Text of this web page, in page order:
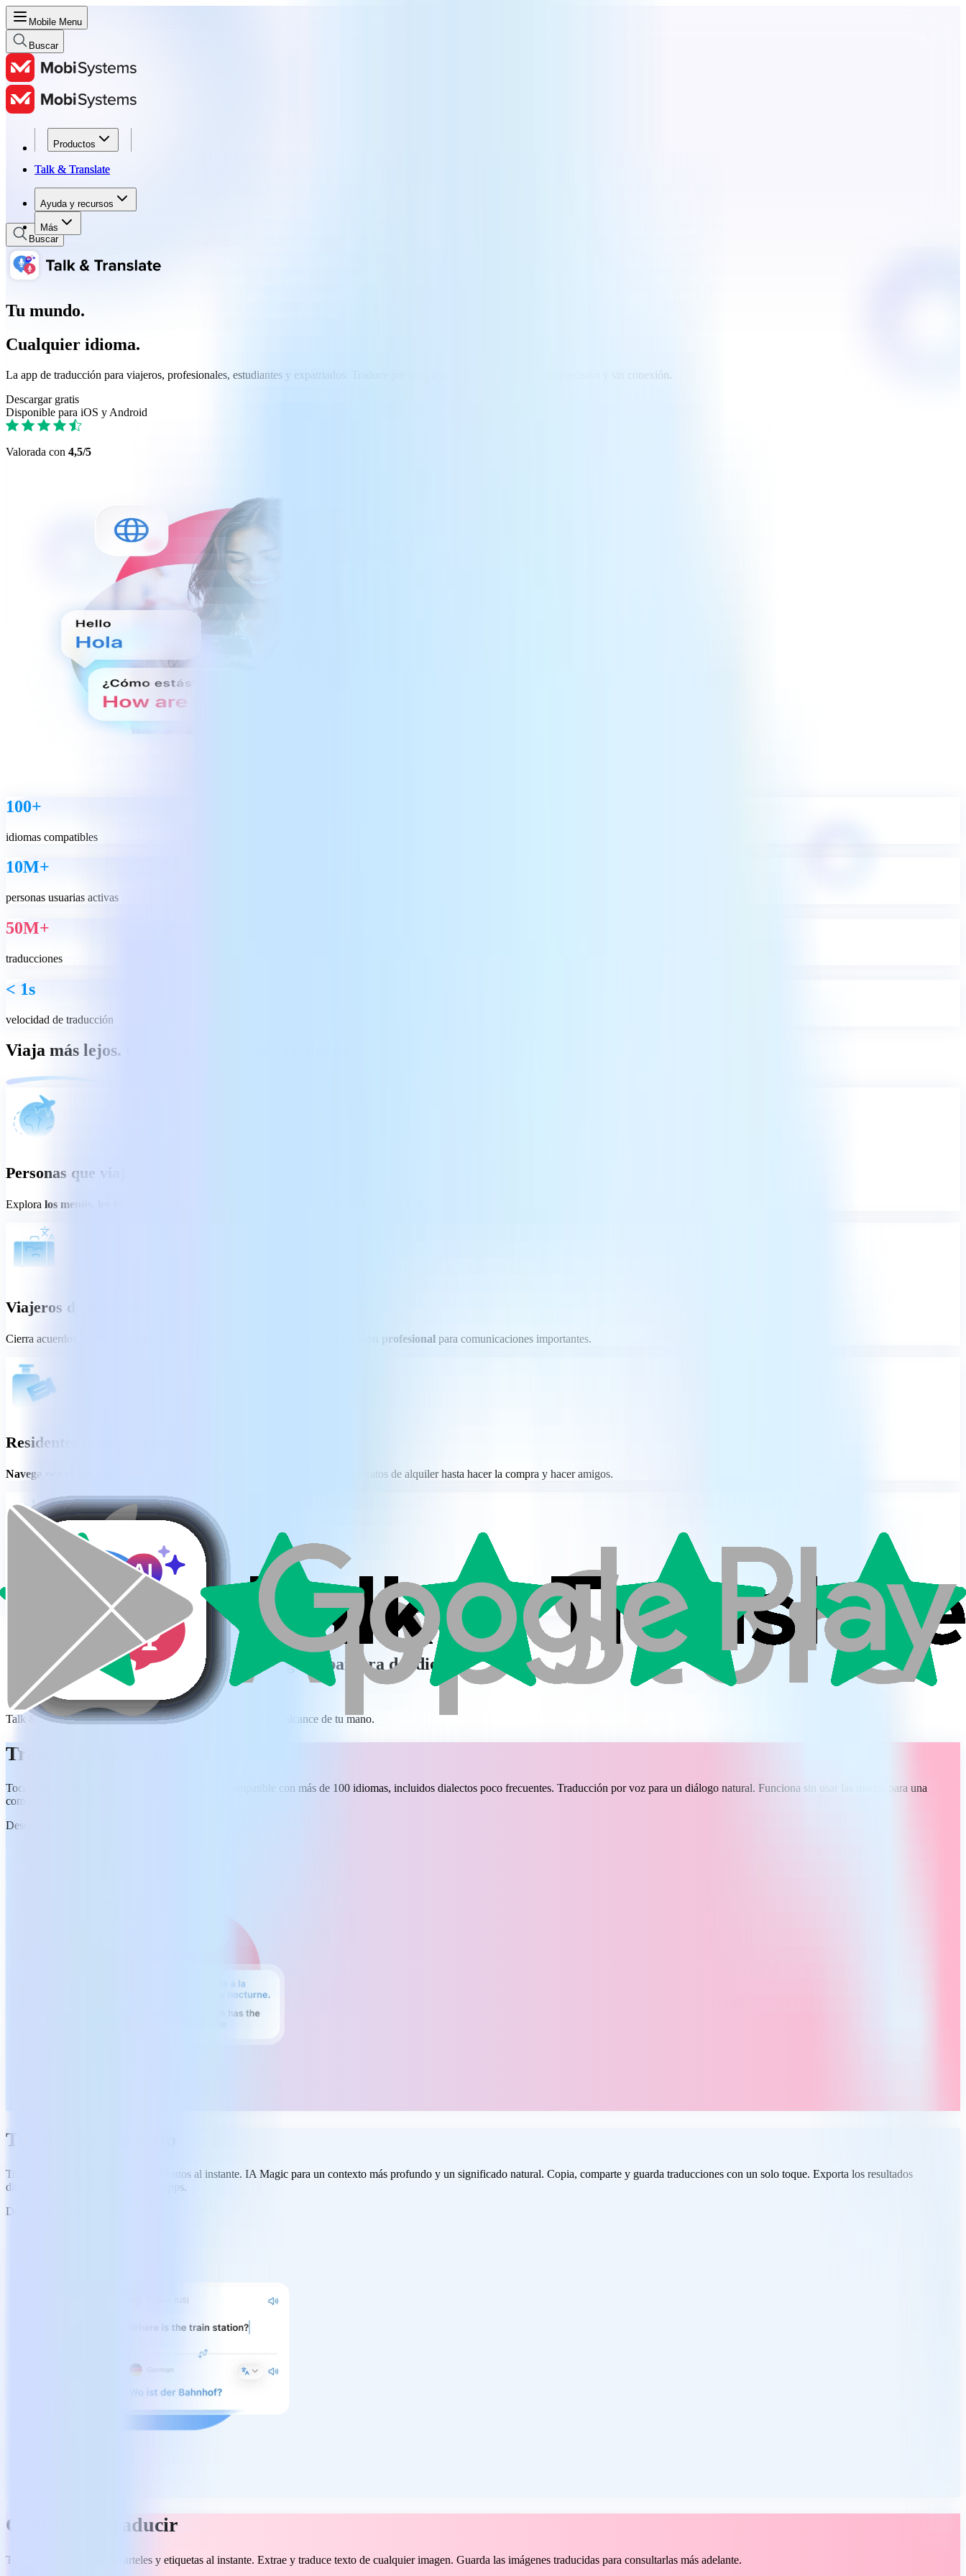
Mobile Menu
Buscar
Productos
Talk & Translate
Ayuda y recursos
Más
Productos
Talk & Translate
Ayuda y recursos
Buscar
Tu mundo.
Cualquier idioma.
La app de traducción para viajeros, profesionales, estudiantes y expatriados. Traduce por voz, texto y foto: al instante, con precisión y sin conexión.
Descargar gratis
Disponible para iOS y Android
Valorada con 4,5/5
100+
idiomas compatibles
10М+
personas usuarias activas
50M+
traducciones
< 1s
velocidad de traducción
Viaja más lejos. Comunícate con más facilidad.
Personas que viajan de vacaciones
Explora los menús, lee los letreros, pide indicaciones,
Viajeros de negocios
Cierra acuerdos, gestiona reuniones y construye relaciones sin fronteras. Precisión profesional para comunicaciones importantes.
Residentes internacionales
Navega por el día a día en un nuevo país - desde documentos oficiales y contratos de alquiler hasta hacer la compra y hacer amigos.
Comunidad global
Estudiantes, docentes, nómadas digitales,
y cualquier persona que crea que el idioma debe unirnos, no separarnos.
Una sola app. Todas las funciones. Ninguna barrera de idioma.
Talk & Translate pone potentes herramientas de traducción al alcance de tu mano.
Traducción por voz
Toca, habla y traduce en menos de un segundo. Compatible con más de 100 idiomas, incluidos dialectos poco frecuentes. Traducción por voz para un diálogo natural. Funciona sin usar las manos para una
comunicación fluida.
Descargar gratis
Traducción de texto
Traduce correos, mensajes y documentos al instante. IA Magic para un contexto más profundo y un significado natural. Copia, comparte y guarda traducciones con un solo toque. Exporta los resultados
directamente a Mail, Notas u otras apps.
Descargar gratis
Capturar y traducir
Traduce menús, señales, carteles y etiquetas al instante. Extrae y traduce texto de cualquier imagen. Guarda las imágenes traducidas para consultarlas más adelante.